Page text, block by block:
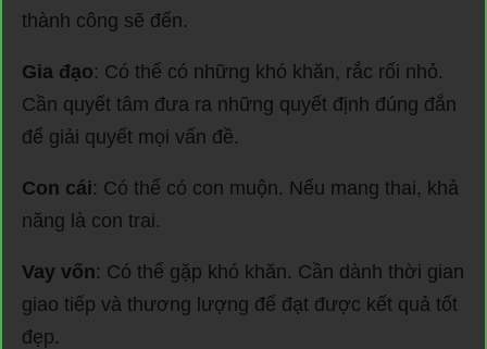
thành công sẽ đến.
Gia đạo: Có thể có những khó khăn, rắc rối nhỏ.
Cần quyết tâm đưa ra những quyết định đúng đắn
để giải quyết mọi vấn đề.
Con cái: Có thể có con muộn. Nếu mang thai, khả
năng là con trai.
Vay vốn: Có thể gặp khó khăn. Cần dành thời gian
giao tiếp và thương lượng để đạt được kết quả tốt
đẹp.